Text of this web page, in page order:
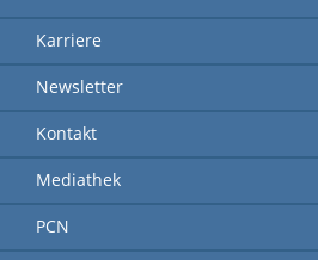
Karriere
Newsletter
Kontakt
Mediathek
PCN